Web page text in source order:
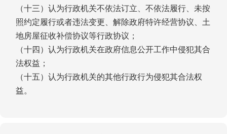
（十三）认为行政机关不依法订立、不依法履行、未按
照约定履行或者违法变更、解除政府特许经营协议、土
地房屋征收补偿协议等行政协议；
（十四）认为行政机关在政府信息公开工作中侵犯其合
法权益；
（十五）认为行政机关的其他行政行为侵犯其合法权
益。